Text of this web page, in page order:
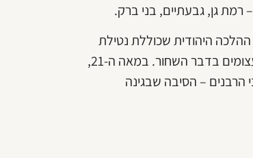
גן, גבעתיים, בני ברק.
אין צורך להשתלח בציבור החרדי כדי לתהות איך קרה שבמאה ה-14, ההלכה היהודית שכוללת נטילת
ידיים תכופה הצילה את מאמיניה, לפי דיווחי בני התקופה, משיעורי המוות העצומים בדבר השחור. במאה ה-21,
– הסיבה שבגינה